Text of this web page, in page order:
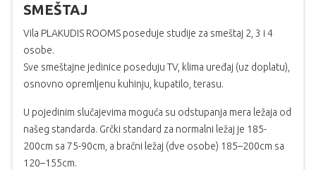
SMEŠTAJ
Vila PLAKUDIS ROOMS poseduje studije za smeštaj 2, 3 i 4
osobe.
Sve smeštajne jedinice poseduju TV, klima uređaj (uz doplatu),
osnovno opremljenu kuhinju, kupatilo, terasu.
U pojedinim slučajevima moguća su odstupanja mera ležaja od
našeg standarda. Grčki standard za normalni ležaj je 185-
200cm sa 75-90cm, a bračni ležaj (dve osobe) 185–200cm sa
120–155cm.